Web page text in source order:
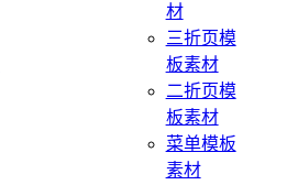
材
三折页模
板素材
二折页模
板素材
菜单模板
素材